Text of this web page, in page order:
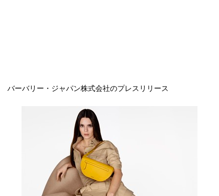
バーバリー・ジャパン株式会社のプレスリリース